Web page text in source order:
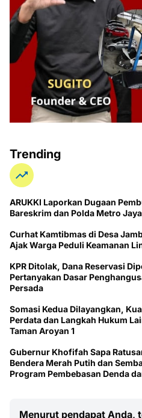
Trending
ARUKKI Laporkan Dugaan
Bareskrim dan Polda Metro
Curhat Kamtibmas di Desa
Ajak Warga Peduli Keamanan
KPR Ditolak, Dana Reservasi
Pertanyakan Dasar
Persada
Somasi Kedua Dilayangkan,
Perdata dan Langkah Hukum
Taman Aroyan 1
Gubernur Khofifah Sapa
Bendera Merah Putih dan
Program Pembebasan Denda
Menurut pendapat Anda,